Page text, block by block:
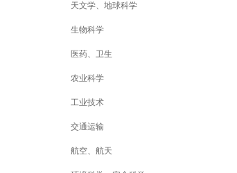
天文学、地球科学
生物科学
医药、卫生
农业科学
工业技术
交通运输
航空、航天